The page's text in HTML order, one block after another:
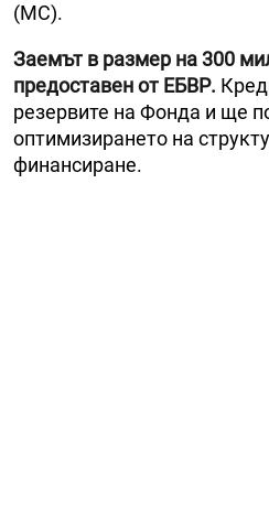
(МС).
Заемът в размер на 300
предоставен от ЕБВР.
резервите на Фонда и ще
оптимизирането на
финансиране.